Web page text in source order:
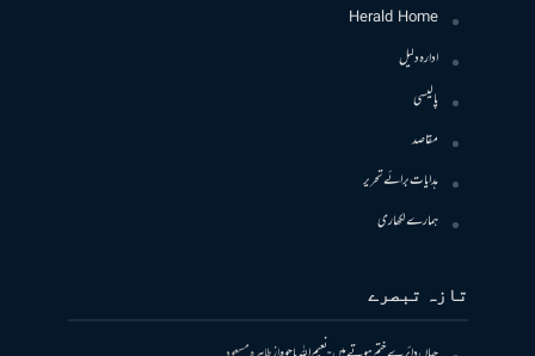
Herald Home
ادارہ دلیل
پالیسی
مقاصد
ہدایات برائے تحریر
ہمارے لکھاری
تازہ تبصرے